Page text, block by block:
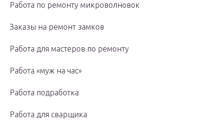
Работа по ремонту микроволновок
Заказы на ремонт замков
Работа для мастеров по ремонту
Работа «муж на час»
Работа подработка
Работа для сварщика